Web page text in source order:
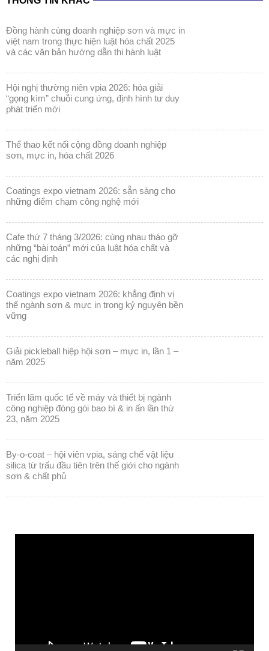
đồng hành cùng doanh nghiệp sơn và mực in
việt nam trong thực hiện luật hóa chất 2025
và các văn bản hướng dẫn thi hành luật
hội nghị thường niên vpia 2026: hóa giải
“gọng kìm” chuỗi cung ứng, định hình tư duy
phát triển mới
thể thao kết nối cộng đồng doanh nghiệp
sơn, mực in, hóa chất 2026
coatings expo vietnam 2026: sẵn sàng cho
những điểm chạm công nghệ mới
cafe thứ 7 tháng 3/2026: cùng nhau tháo gỡ
những “bài toán” mới của luật hóa chất và
các nghị định
coatings expo vietnam 2026: khẳng định vị
thế ngành sơn & mực in trong kỷ nguyên bền
vững
giải pickleball hiệp hội sơn – mực in, lần 1 –
năm 2025
triển lãm quốc tế về máy và thiết bị ngành
công nghiệp đóng gói bao bì & in ấn lần thứ
23, năm 2025
by-o-coat – hội viên vpia, sáng chế vật liệu
silica từ trấu đầu tiên trên thế giới cho ngành
sơn & chất phủ